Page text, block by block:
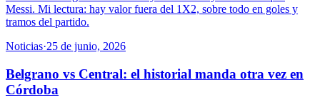
Messi. Mi lectura: hay valor fuera del 1X2, sobre todo en goles y
tramos del partido.
Noticias·25 de junio, 2026
Belgrano vs Central: el historial manda otra vez en
Córdoba